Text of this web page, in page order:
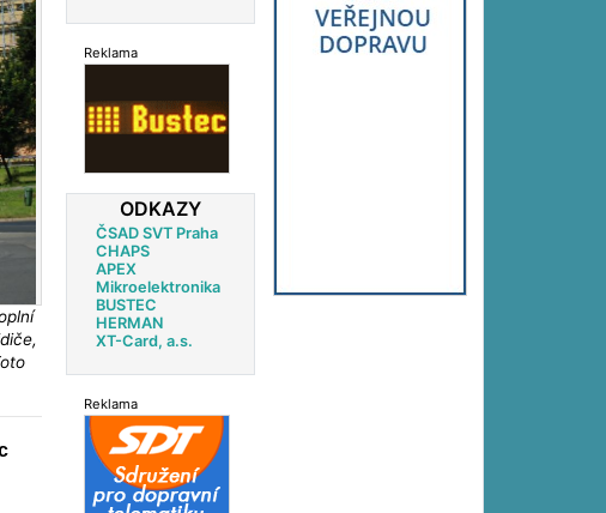
Reklama
ODKAZY
ČSAD SVT Praha
CHAPS
APEX
Mikroelektronika
BUSTEC
HERMAN
XT-Card, a.s.
Reklama